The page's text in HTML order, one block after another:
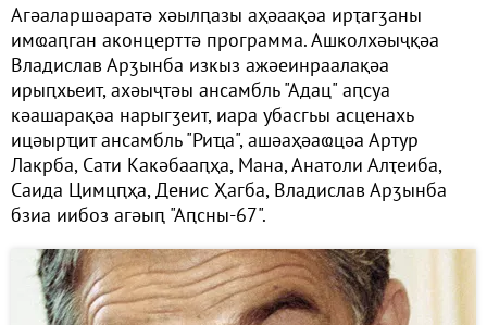
Агәаларшәаратә хәылԥазы аҳәаақәа ирҭагӡаны
имҩаԥган аконцерттә программа. Ашколхәыҷқәа
Владислав Арӡынба изкыз ажәеинраалақәа
ирыԥхьеит, ахәыҷтәы ансамбль "Адац" аԥсуа
кәашарақәа нарыгӡеит, иара убасгьы асценахь
ицәырҵит ансамбль "Риҵа", ашәаҳәаҩцәа Артур
Лакрба, Сати Какәбааԥҳа, Мана, Анатоли Алҭеиба,
Саида Цимцԥҳа, Денис Ҳагба, Владислав Арӡынба
бзиа иибоз агәыԥ "Аԥсны-67".